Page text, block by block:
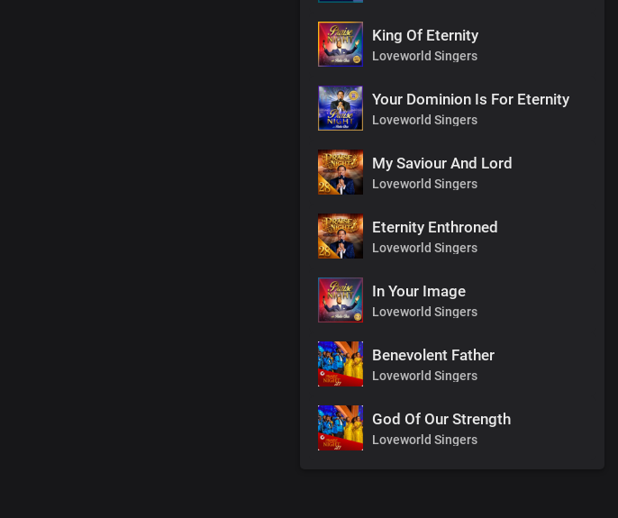
King Of Eternity
Loveworld Singers
Your Dominion Is For Eternity
Loveworld Singers
My Saviour And Lord
Loveworld Singers
Eternity Enthroned
Loveworld Singers
In Your Image
Loveworld Singers
Benevolent Father
Loveworld Singers
God Of Our Strength
Loveworld Singers